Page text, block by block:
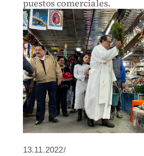
puestos comerciales.
13.11.2022/